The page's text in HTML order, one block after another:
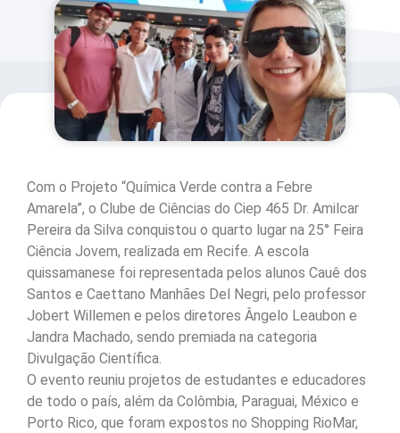
Com o Projeto “Química Verde contra a Febre
Amarela”, o Clube de Ciências do Ciep 465 Dr. Amilcar
Pereira da Silva conquistou o quarto lugar na 25° Feira
Ciência Jovem, realizada em Recife. A escola
quissamanese foi representada pelos alunos Cauê dos
Santos e Caettano Manhães Del Negri, pelo professor
Jobert Willemen e pelos diretores Ângelo Leaubon e
Jandra Machado, sendo premiada na categoria
Divulgação Científica.
O evento reuniu projetos de estudantes e educadores
de todo o país, além da Colômbia, Paraguai, México e
Porto Rico, que foram expostos no Shopping RioMar,